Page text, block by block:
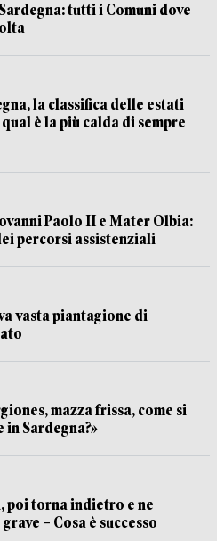
tutti i Comuni dove
la classifica delle estati
è la più calda di sempre
Paolo II e Mater Olbia:
percorsi assistenziali
vasta piantagione di
mazza frissa, come si
in Sardegna?»
poi torna indietro e ne
– Cosa è successo